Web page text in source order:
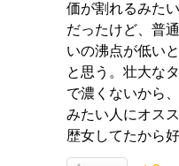
価が割れるみた
だったけど、普
いの沸点が低い
と思う。壮大な
で濃くないから
みたい人にオス
歴女してたから好